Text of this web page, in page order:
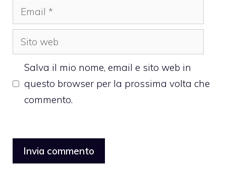
Email
Sito
web
Salva il mio nome, email e sito web in
questo browser per la prossima volta che
commento.